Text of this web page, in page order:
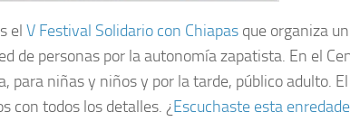
el V Festival Solidario con Chiapas que organiza un
de personas por la autonomía zapatista. En el
para niñas y niños y por la tarde, público adulto. El
con todos los detalles. ¿Escuchaste esta